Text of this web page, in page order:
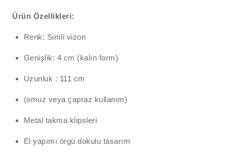
Ürün Özellikleri:
Renk: Simli vizon
Genişlik: 4 cm (kalın form)
Uzunluk : 111 cm
(omuz veya çapraz kullanım)
Metal takma klipsleri
El yapımı örgü dokulu tasarım